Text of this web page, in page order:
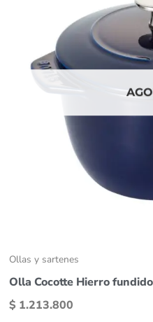
Ollas y sartenes
Olla Cocotte Hierro
$ 1.213.800